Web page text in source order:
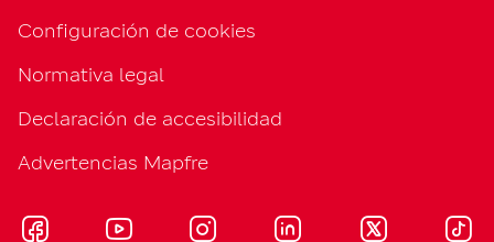
Configuración de cookies
Normativa legal
Declaración de accesibilidad
Advertencias Mapfre